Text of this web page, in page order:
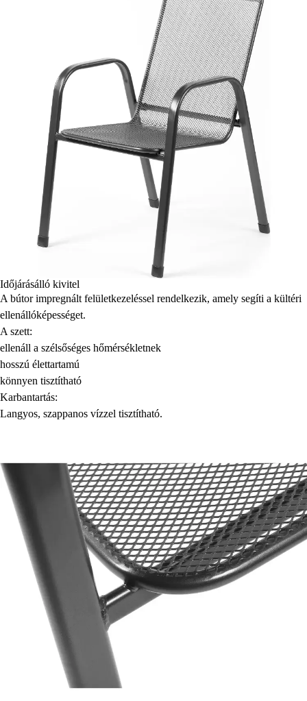
Időjárásálló kivitel
A bútor impregnált felületkezeléssel rendelkezik, amely segíti a kültéri
ellenállóképességet.
A szett:
ellenáll a szélsőséges hőmérsékletnek
hosszú élettartamú
könnyen tisztítható
Karbantartás:
Langyos, szappanos vízzel tisztítható.